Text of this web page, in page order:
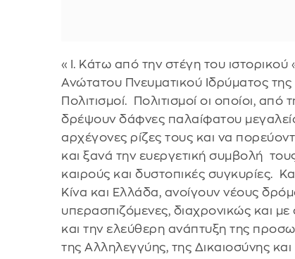
«Ι. Κάτω από την στέγη του
Ανώτατου Πνευματικού Ιδρύματος
Πολιτισμοί. Πολιτισμοί οι οποίοι,
δρέψουν δάφνες παλαίφατου
αρχέγονες ρίζες τους και να
και ξανά την ευεργετική συμβολή
καιρούς και δυστοπικές συγκυρίες.
Κίνα και Ελλάδα, ανοίγουν νέους
υπερασπιζόμενες, διαχρονικώς και
και την ελεύθερη ανάπτυξη της
της Αλληλεγγύης, της Δικαιοσύνης